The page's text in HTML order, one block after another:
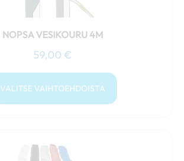
NOPSA VESIKOURU 4M
59,00 €
VALITSE VAIHTOEHDOISTA
tuotteen
sivulla.
tuotteella